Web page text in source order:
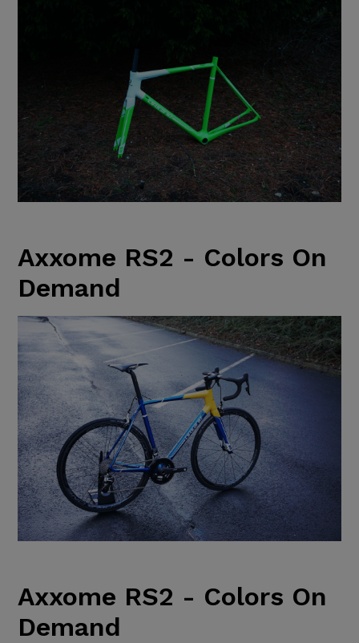
Axxome RS2 - Colors On
Demand
Axxome RS2 - Colors On
Demand